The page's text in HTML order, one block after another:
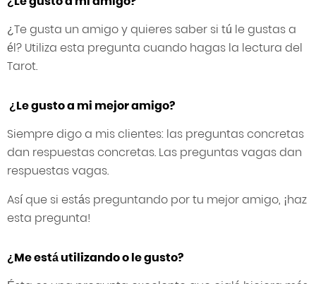
¿Te gusta un amigo y quieres saber si tú le gustas a
él? Utiliza esta pregunta cuando hagas la lectura del
Tarot.
¿Le gusto a mi mejor amigo?
Siempre digo a mis clientes: las preguntas concretas
dan respuestas concretas. Las preguntas vagas dan
respuestas vagas.
Así que si estás preguntando por tu mejor amigo, ¡haz
esta pregunta!
¿Me está utilizando o le gusto?